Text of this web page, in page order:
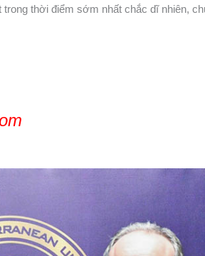
trong thời điểm sớm nhất chắc dĩ nhiên,